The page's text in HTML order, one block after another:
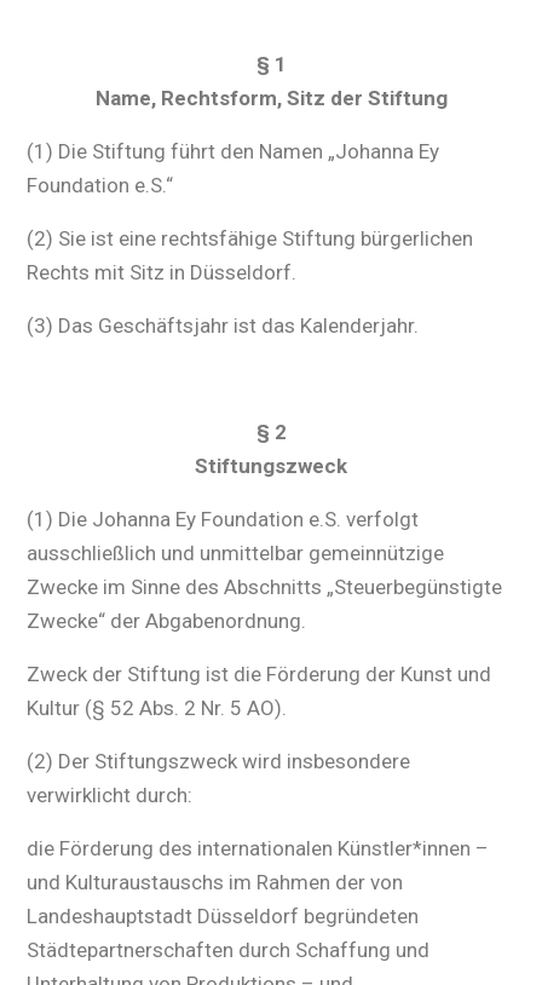
§ 1
Name, Rechtsform, Sitz der Stiftung
(1) Die Stiftung führt den Namen „Johanna Ey
Foundation e.S.“
(2) Sie ist eine rechtsfähige Stiftung bürgerlichen
Rechts mit Sitz in Düsseldorf.
(3) Das Geschäftsjahr ist das Kalenderjahr.
§ 2
Stiftungszweck
(1) Die Johanna Ey Foundation e.S. verfolgt
ausschließlich und unmittelbar gemeinnützige
Zwecke im Sinne des Abschnitts „Steuerbegünstigte
Zwecke“ der Abgabenordnung.
Zweck der Stiftung ist die Förderung der Kunst und
Kultur (§ 52 Abs. 2 Nr. 5 AO).
(2) Der Stiftungszweck wird insbesondere
verwirklicht durch:
die Förderung des internationalen Künstler*innen –
und Kulturaustauschs im Rahmen der von
Landeshauptstadt Düsseldorf begründeten
Städtepartnerschaften durch Schaffung und